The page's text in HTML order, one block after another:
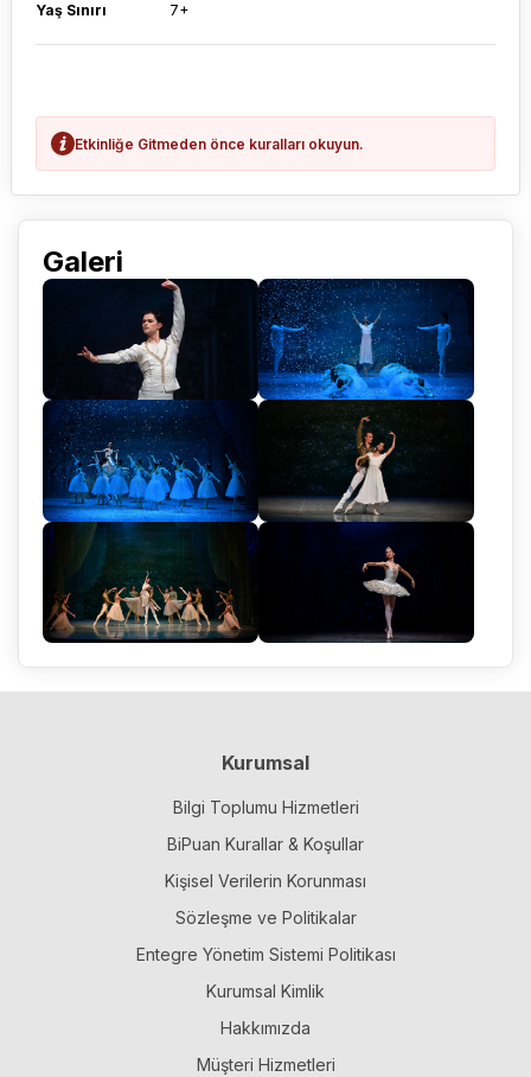
Yaş Sınırı
7+
Etkinliğe Gitmeden önce kuralları okuyun.
Galeri
Kurumsal
Bilgi Toplumu Hizmetleri
BiPuan Kurallar & Koşullar
Kişisel Verilerin Korunması
Sözleşme ve Politikalar
Entegre Yönetim Sistemi Politikası
Kurumsal Kimlik
Hakkımızda
Müşteri Hizmetleri